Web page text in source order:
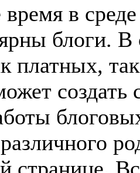
в
блоги.
платных,
создать